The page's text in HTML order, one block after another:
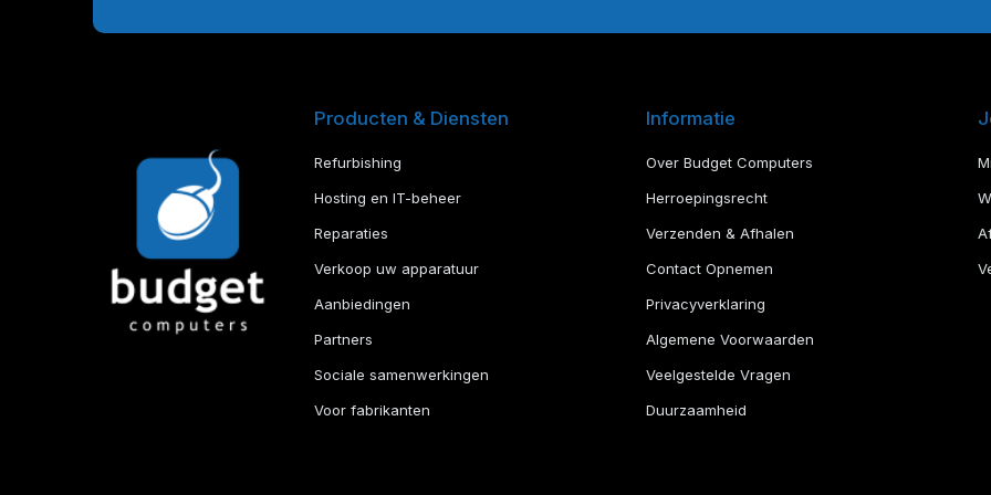
Producten & Diensten
Refurbishing
Hosting en IT-beheer
Reparaties
Verkoop uw apparatuur
Aanbiedingen
Partners
Sociale samenwerkingen
Voor fabrikanten
Informatie
Over Budget Computers
Herroepingsrecht
Verzenden & Afhalen
Contact Opnemen
Privacyverklaring
Algemene Voorwaarden
Veelgestelde Vragen
Duurzaamheid